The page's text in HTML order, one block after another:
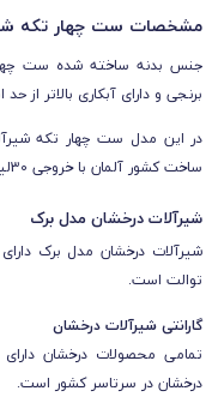
مشخصات ست چهار تکه
جنس بدنه ساخته شده ست
برنجی و دارای آبکاری بالاتر از
در این مدل ست چهار تکه
ساخت کشور آلمان با خروجی 30لیتر بر دقیقه استفاده شده است .
شیرآلات درخشان مدلبرک
شیرآلات درخشان مدل برک
توالت است.
گارانتی شیرآلات درخشان
تمامی محصولات درخشان دارای
درخشاندر سرتاسر کشور است.